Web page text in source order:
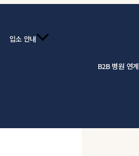
입소 안내
B2B 병원 연계